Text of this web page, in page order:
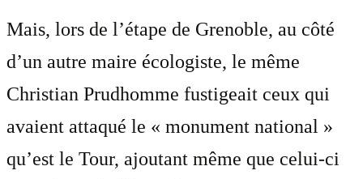
Mais, lors de l’étape de Grenoble, au côté
d’un autre maire écologiste, le même
Christian Prudhomme fustigeait ceux qui
avaient attaqué le « monument national »
qu’est le Tour, ajoutant même que celui-ci